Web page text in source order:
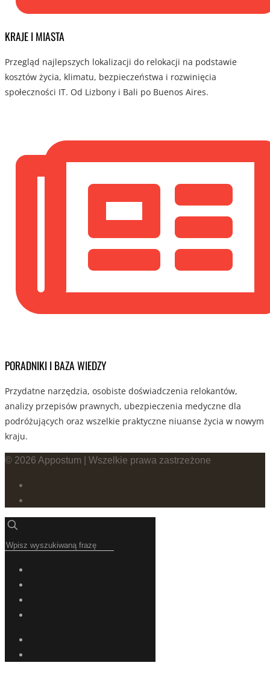
KRAJE I MIASTA
Przegląd najlepszych lokalizacji do relokacji na podstawie
kosztów życia, klimatu, bezpieczeństwa i rozwinięcia
społeczności IT. Od Lizbony i Bali po Buenos Aires.
PORADNIKI I BAZA WIEDZY
Przydatne narzędzia, osobiste doświadczenia relokantów,
analizy przepisów prawnych, ubezpieczenia medyczne dla
podróżujących oraz wszelkie praktyczne niuanse życia w nowym
kraju.
© 2026 Appostum | Wszelkie prawa zastrzeżone